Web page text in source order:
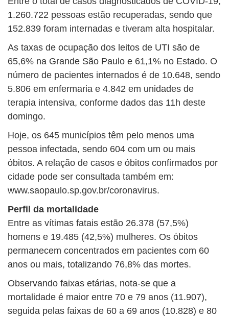
1.260.722 pessoas estão recuperadas, sendo que
152.839 foram internadas e tiveram alta hospitalar.
As taxas de ocupação dos leitos de UTI são de
65,6% na Grande São Paulo e 61,1% no Estado. O
número de pacientes internados é de 10.648, sendo
5.806 em enfermaria e 4.842 em unidades de
terapia intensiva, conforme dados das 11h deste
domingo.
Hoje, os 645 municípios têm pelo menos uma
pessoa infectada, sendo 604 com um ou mais
óbitos. A relação de casos e óbitos confirmados por
cidade pode ser consultada também em:
www.saopaulo.sp.gov.br/coronavirus.
Perfil da mortalidade
Entre as vítimas fatais estão 26.378 (57,5%)
homens e 19.485 (42,5%) mulheres. Os óbitos
permanecem concentrados em pacientes com 60
anos ou mais, totalizando 76,8% das mortes.
Observando faixas etárias, nota-se que a
mortalidade é maior entre 70 e 79 anos (11.907),
seguida pelas faixas de 60 a 69 anos (10.828) e 80